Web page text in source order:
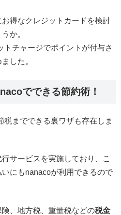
得なクレジットカードを検討
か。
トチャージでポイントが付与さ
した。
でできる節約術！
税までできる裏ワザも存在しま
サービスを実施しており、こ
にもnanacoが利用できるので
、地方税、重量税などの税金